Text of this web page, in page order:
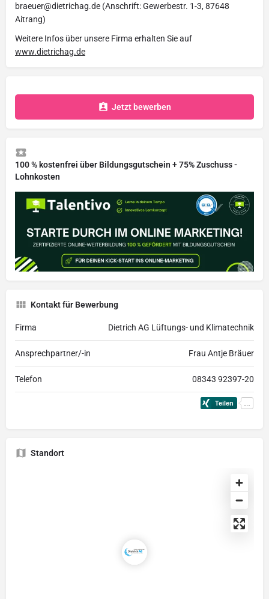
braeuer@dietrichag.de (Anschrift: Gewerbestr. 1-3, 87648
Aitrang)
Weitere Infos über unsere Firma erhalten Sie auf
www.dietrichag.de
Jetzt bewerben
100 % kostenfrei über Bildungsgutschein + 75% Zuschuss -
Lohnkosten
Kontakt für Bewerbung
Firma Dietrich AG Lüftungs- und Klimatechnik
Ansprechpartner/-in Frau Antje Bräuer
Telefon 08343 92397-20
Standort